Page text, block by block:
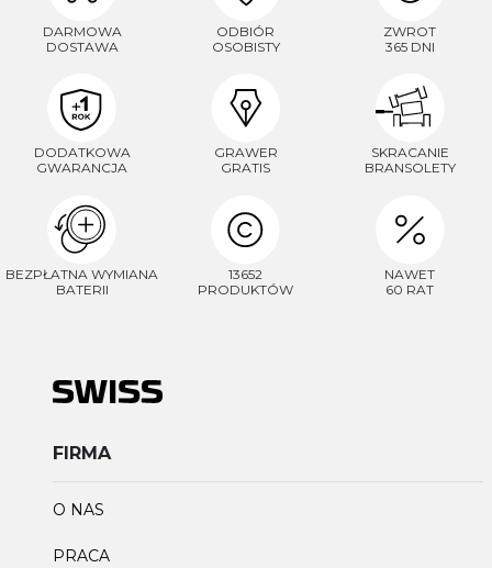
DARMOWA
DOSTAWA
ODBIÓR
OSOBISTY
ZWROT
365 DNI
DODATKOWA
GWARANCJA
GRAWER
GRATIS
SKRACANIE
BRANSOLETY
BEZPŁATNA WYMIANA
BATERII
13652
PRODUKTÓW
NAWET
60 RAT
FIRMA
O NAS
PRACA